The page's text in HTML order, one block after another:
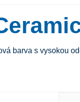
barva s vysokou